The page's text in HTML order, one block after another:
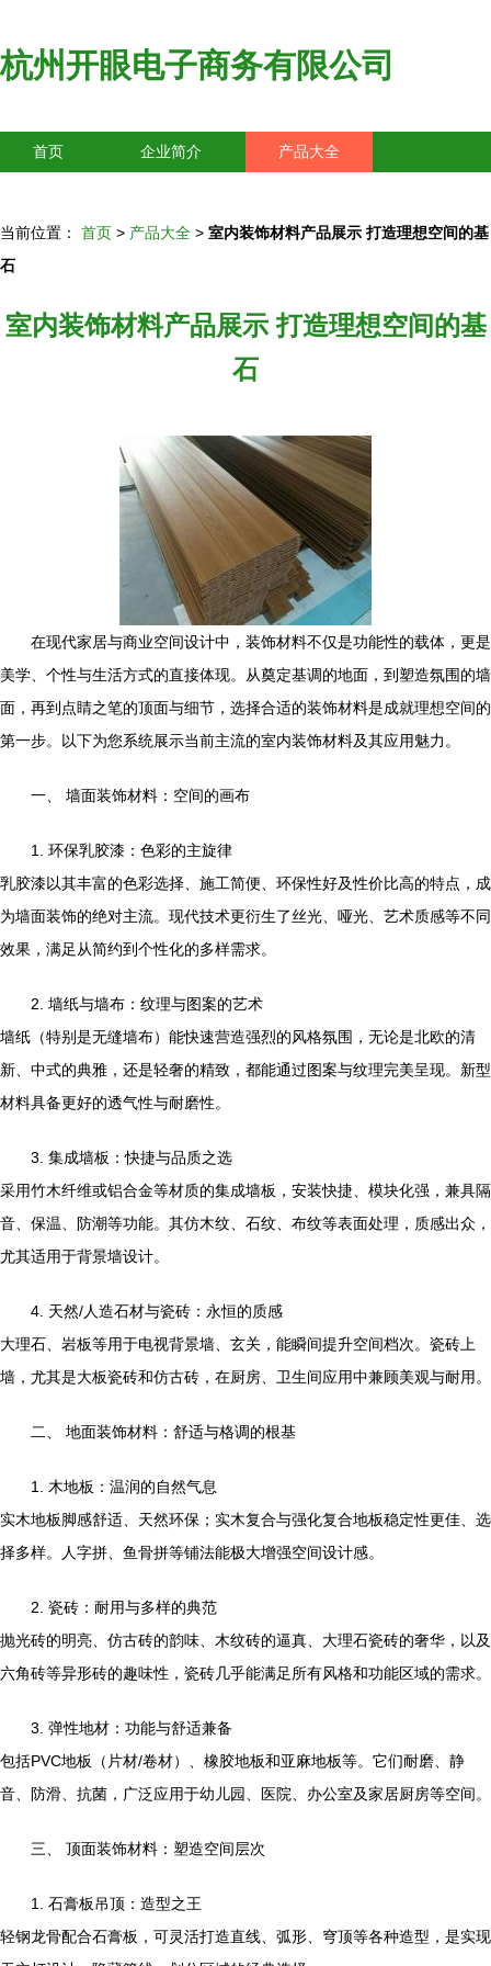
杭州开眼电子商务有限公司
首页 企业简介 产品大全
当前位置： 首页 > 产品大全 > 室内装饰材料产品展示 打造理想空间的基
石
室内装饰材料产品展示 打造理想空间的基
石
在现代家居与商业空间设计中，装饰材料不仅是功能性的载体，更是
美学、个性与生活方式的直接体现。从奠定基调的地面，到塑造氛围的墙
面，再到点睛之笔的顶面与细节，选择合适的装饰材料是成就理想空间的
第一步。以下为您系统展示当前主流的室内装饰材料及其应用魅力。
一、 墙面装饰材料：空间的画布
1. 环保乳胶漆：色彩的主旋律
乳胶漆以其丰富的色彩选择、施工简便、环保性好及性价比高的特点，成
为墙面装饰的绝对主流。现代技术更衍生了丝光、哑光、艺术质感等不同
效果，满足从简约到个性化的多样需求。
2. 墙纸与墙布：纹理与图案的艺术
墙纸（特别是无缝墙布）能快速营造强烈的风格氛围，无论是北欧的清
新、中式的典雅，还是轻奢的精致，都能通过图案与纹理完美呈现。新型
材料具备更好的透气性与耐磨性。
3. 集成墙板：快捷与品质之选
采用竹木纤维或铝合金等材质的集成墙板，安装快捷、模块化强，兼具隔
音、保温、防潮等功能。其仿木纹、石纹、布纹等表面处理，质感出众，
尤其适用于背景墙设计。
4. 天然/人造石材与瓷砖：永恒的质感
大理石、岩板等用于电视背景墙、玄关，能瞬间提升空间档次。瓷砖上
墙，尤其是大板瓷砖和仿古砖，在厨房、卫生间应用中兼顾美观与耐用。
二、 地面装饰材料：舒适与格调的根基
1. 木地板：温润的自然气息
实木地板脚感舒适、天然环保；实木复合与强化复合地板稳定性更佳、选
择多样。人字拼、鱼骨拼等铺法能极大增强空间设计感。
2. 瓷砖：耐用与多样的典范
抛光砖的明亮、仿古砖的韵味、木纹砖的逼真、大理石瓷砖的奢华，以及
六角砖等异形砖的趣味性，瓷砖几乎能满足所有风格和功能区域的需求。
3. 弹性地材：功能与舒适兼备
包括PVC地板（片材/卷材）、橡胶地板和亚麻地板等。它们耐磨、静
音、防滑、抗菌，广泛应用于幼儿园、医院、办公室及家居厨房等空间。
三、 顶面装饰材料：塑造空间层次
1. 石膏板吊顶：造型之王
轻钢龙骨配合石膏板，可灵活打造直线、弧形、穹顶等各种造型，是实现